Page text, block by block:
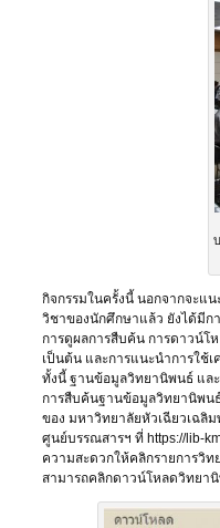
กิจกรรมในครั้งนี้ นอกจากจะแ
วิชาของนักศึกษาแล้ว ยังได้มีก
การดูผลการสืบค้น การดาวน์โ
เป็นต้น และการแนะนำการใช้
ทั้งนี้ ฐานข้อมูลวิทยานิพนธ์ แล
การสืบค้นฐานข้อมูลวิทยานิพน
ของ มหาวิทยาลัยหัวเฉียวเฉลิ
ศูนย์บรรณสารฯ ที่ https://lib-
ความสะดวกให้คลิกรายการวิ
สามารถคลิกดาวน์โหลดวิทยา